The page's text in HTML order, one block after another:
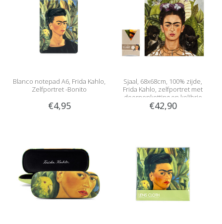
Blanco notepad A6, Frida Kahlo,
Zelfportret -Bonito
€4,95
Sjaal, 68x68cm, 100% zijde,
Frida Kahlo, zelfportret met
doornenketting en kolibrie
€42,90